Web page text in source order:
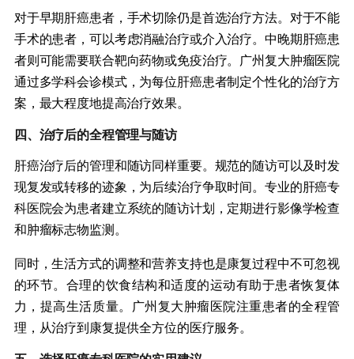
对于早期肝癌患者，手术切除仍是首选治疗方法。对于不能
手术的患者，可以考虑消融治疗或介入治疗。中晚期肝癌患
者则可能需要联合靶向药物或免疫治疗。广州复大肿瘤医院
通过多学科会诊模式，为每位肝癌患者制定个性化的治疗方
案，最大程度地提高治疗效果。
四、治疗后的全程管理与随访
肝癌治疗后的管理和随访同样重要。规范的随访可以及时发
现复发或转移的迹象，为后续治疗争取时间。专业的肝癌专
科医院会为患者建立系统的随访计划，定期进行影像学检查
和肿瘤标志物监测。
同时，生活方式的调整和营养支持也是康复过程中不可忽视
的环节。合理的饮食结构和适度的运动有助于患者恢复体
力，提高生活质量。广州复大肿瘤医院注重患者的全程管
理，从治疗到康复提供全方位的医疗服务。